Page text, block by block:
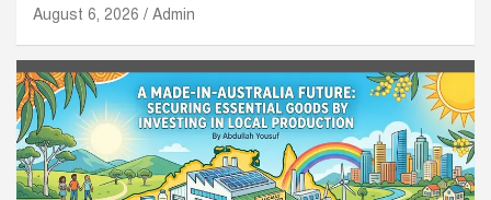
August 6, 2026 Admin